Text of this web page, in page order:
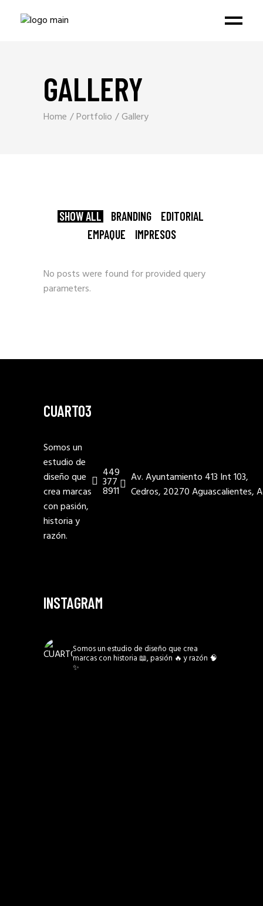
GALLERY
Home Portfolio Gallery
SHOW ALL BRANDING
EDITORIAL
EMPAQUE
IMPRESOS
No posts were found for provided query
parameters.
CUARTO3
Somos un
estudio de
diseño que
crea marcas
con pasión,
historia y
razón.
449
377
8911
Av. Ayuntamiento 413 Int 103,
Cedros, 20270 Aguascalientes,
INSTAGRAM
Somos un estudio de diseño que crea
marcas con historia 📖, pasión 🔥 y razón 🧠
✨